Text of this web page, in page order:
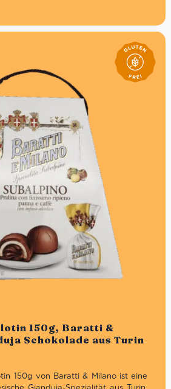
150g, Baratti &
Schokolade aus Turin
150g von Baratti & Milano ist eine